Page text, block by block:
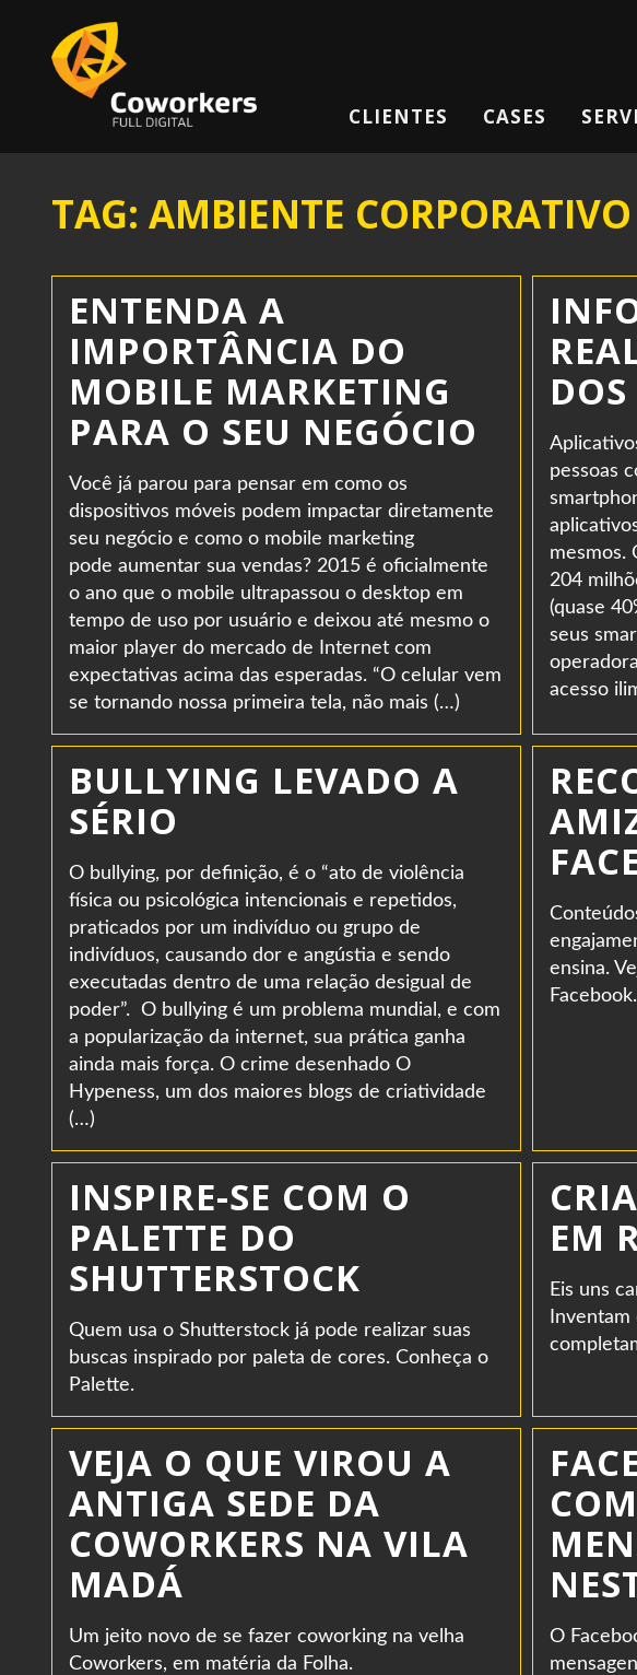
CLIENTES CASES
TAG: AMBIENTE CORPORATIVO
ENTENDA A
IMPORTÂNCIA DO
MOBILE MARKETING
PARA O SEU NEGÓCIO
Você já parou para pensar em como os
dispositivos móveis podem impactar diretamente
seu negócio e como o mobile marketing
pode aumentar sua vendas? 2015 é oficialmente
o ano que o mobile ultrapassou o desktop em
tempo de uso por usuário e deixou até mesmo o
maior player do mercado de Internet com
expectativas acima das esperadas. “O celular vem
se tornando nossa primeira tela, não mais (…)
pessoas
mesmos.
204
(quase
seus
acesso
BULLYING LEVADO A
SÉRIO
O bullying, por definição, é o “ato de violência
física ou psicológica intencionais e repetidos,
praticados por um indivíduo ou grupo de
indivíduos, causando dor e angústia e sendo
executadas dentro de uma relação desigual de
poder”. O bullying é um problema mundial, e com
a popularização da internet, sua prática ganha
ainda mais força. O crime desenhado O
Hypeness, um dos maiores blogs de criatividade
(…)
ensina.
Facebook.
INSPIRE-SE COM O
PALETTE DO
SHUTTERSTOCK
Quem usa o Shutterstock já pode realizar suas
buscas inspirado por paleta de cores. Conheça o
Palette.
EM
Eis uns
VEJA O QUE VIROU A
ANTIGA SEDE DA
COWORKERS NA VILA
MADÁ
Um jeito novo de se fazer coworking na velha
Coworkers, em matéria da Folha.
O